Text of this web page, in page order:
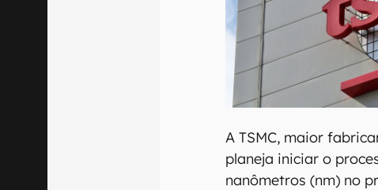
A TSMC, maior
planeja iniciar o
nanômetros (nm) no